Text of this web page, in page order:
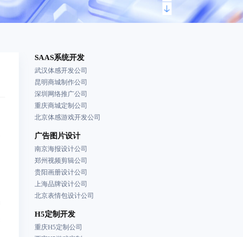
SAAS系统开发
武汉体感开发公司
昆明商城制作公司
深圳网络推广公司
重庆商城定制公司
北京体感游戏开发公司
广告图片设计
南京海报设计公司
郑州视频剪辑公司
贵阳画册设计公司
上海品牌设计公司
北京表情包设计公司
H5定制开发
重庆H5定制公司